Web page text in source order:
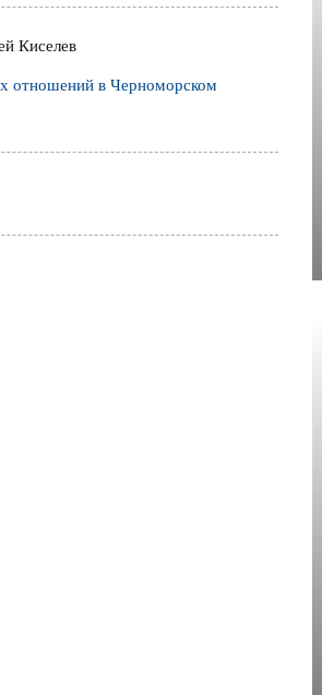
Киселев
отношений в Черноморском